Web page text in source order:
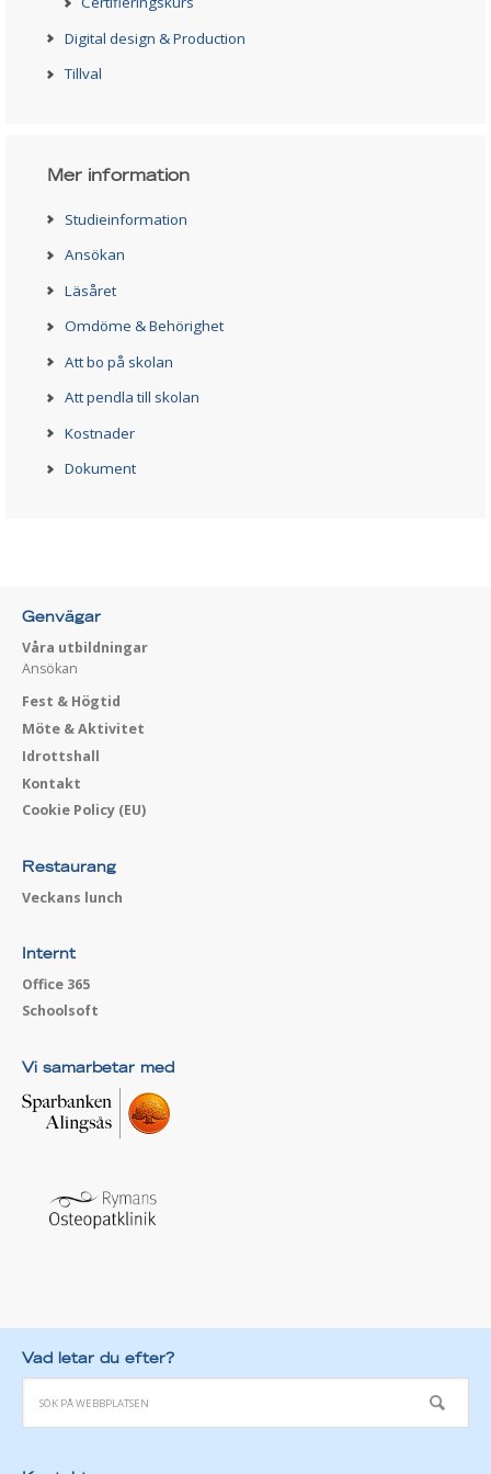
Digital design & Production
Tillval
Mer information
Studieinformation
Ansökan
Läsåret
Omdöme & Behörighet
Att bo på skolan
Att pendla till skolan
Kostnader
Dokument
Genvägar
Våra utbildningar
Ansökan
Fest & Högtid
Möte & Aktivitet
Idrottshall
Kontakt
Cookie Policy (EU)
Restaurang
Veckans lunch
Internt
Office 365
Schoolsoft
Vi samarbetar med
Vad letar du efter?